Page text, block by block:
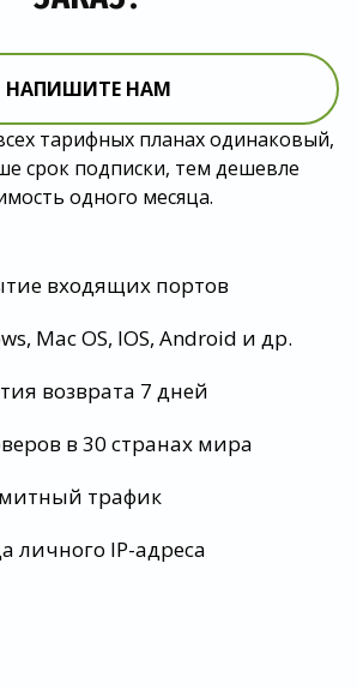
НАПИШИТЕ НАМ
тарифных планах одинаковый,
срок подписки, тем дешевле
одного месяца.
входящих портов
Mac OS, IOS, Android и др.
возврата 7 дней
в 30 странах мира
трафик
личного IP-адреса